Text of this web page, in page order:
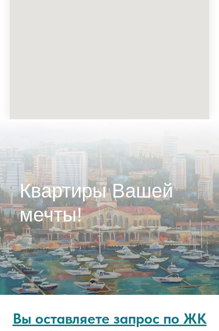
Квартиры Вашей
мечты!
Вы оставляете запрос по ЖК